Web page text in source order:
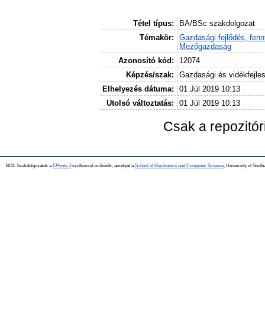
Tétel típus:
BA/BSc szakdolgozat
Témakör:
Gazdasági fejlődés,
Mezőgazdaság
Azonosító kód:
12074
Képzés/szak:
Gazdasági és
Elhelyezés dátuma:
01 Júl 2019 10:13
Utolsó változtatás:
01 Júl 2019 10:13
Csak a
BCE Szakdolgozatok a EPrints 3szoftverrel működik, amelyet a School of Electronics and Computer Science, University of